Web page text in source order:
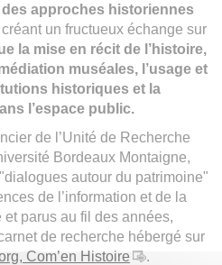
des approches historiennes
créant un fructueux échange sur
la mise en récit de l’histoire,
muséales, l’usage et
historiques et la
l’espace public.
de l’Unité de Recherche
Bordeaux Montaigne,
autour du patrimoine"
de l’information et de la
parus au fil des années,
de recherche hébergé sur
Com’en Histoire
.